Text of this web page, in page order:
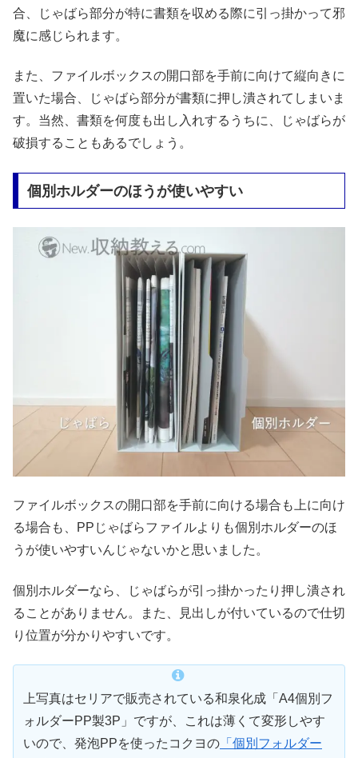
合、じゃばら部分が特に書類を収める際に引っ掛かって邪
魔に感じられます。
また、ファイルボックスの開口部を手前に向けて縦向きに
置いた場合、じゃばら部分が書類に押し潰されてしまいま
す。当然、書類を何度も出し入れするうちに、じゃばらが
破損することもあるでしょう。
個別ホルダーのほうが使いやすい
ファイルボックスの開口部を手前に向ける場合も上に向け
る場合も、PPじゃばらファイルよりも個別ホルダーのほ
うが使いやすいんじゃないかと思いました。
個別ホルダーなら、じゃばらが引っ掛かったり押し潰され
ることがありません。また、見出しが付いているので仕切
り位置が分かりやすいです。
上写真はセリアで販売されている和泉化成「A4個別フ
ォルダーPP製3P」ですが、これは薄くて変形しやす
いので、発泡PPを使ったコクヨの 「個別フォルダー